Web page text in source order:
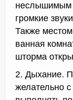
неслышимым
громкие
Также
ванная
шторма
2. Дыхание.
желательно